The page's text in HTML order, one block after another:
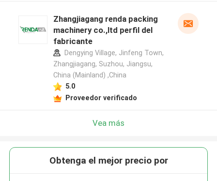
Zhangjiagang renda packing
machinery co.,ltd perfil del
fabricante
Dengying Village, Jinfeng Town,
Zhangjiagang, Suzhou, Jiangsu,
China (Mainland) ,China
5.0
Proveedor verificado
Vea más
Obtenga el mejor precio por